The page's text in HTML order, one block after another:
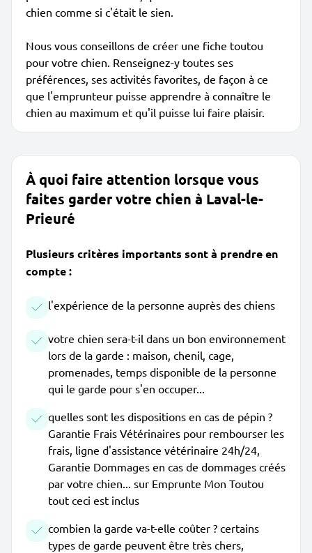
chien comme si c'était le sien.
Nous vous conseillons de créer une fiche toutou
pour votre chien. Renseignez-y toutes ses
préférences, ses activités favorites, de façon à ce
que l'emprunteur puisse apprendre à connaître le
chien au maximum et qu'il puisse lui faire plaisir.
À quoi faire attention lorsque vous
faites garder votre chien à Laval-le-
Prieuré
Plusieurs critères importants sont à prendre en
compte :
l'expérience de la personne auprès des chiens
votre chien sera-t-il dans un bon environnement
lors de la garde : maison, chenil, cage,
promenades, temps disponible de la personne
qui le garde pour s'en occuper...
quelles sont les dispositions en cas de pépin ?
Garantie Frais Vétérinaires pour rembourser les
frais, ligne d'assistance vétérinaire 24h/24,
Garantie Dommages en cas de dommages créés
par votre chien... sur Emprunte Mon Toutou
tout ceci est inclus
combien la garde va-t-elle coûter ? certains
types de garde peuvent être très chers,